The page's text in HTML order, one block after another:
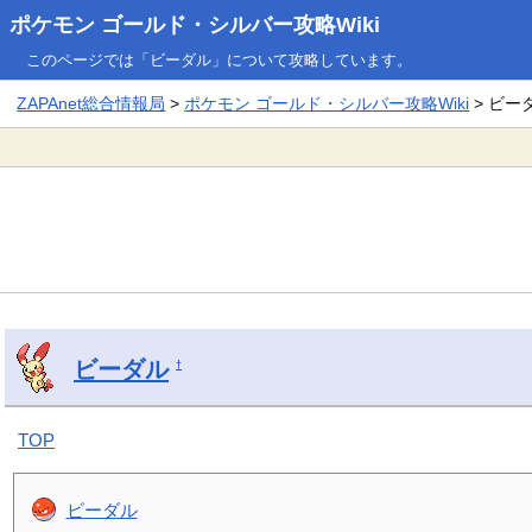
ポケモン ゴールド・シルバー攻略Wiki
このページでは「ビーダル」について攻略しています。
ZAPAnet総合情報局 >ポケモン ゴールド・シルバー攻略Wiki > ビー
ビーダル †
TOP
ビーダル